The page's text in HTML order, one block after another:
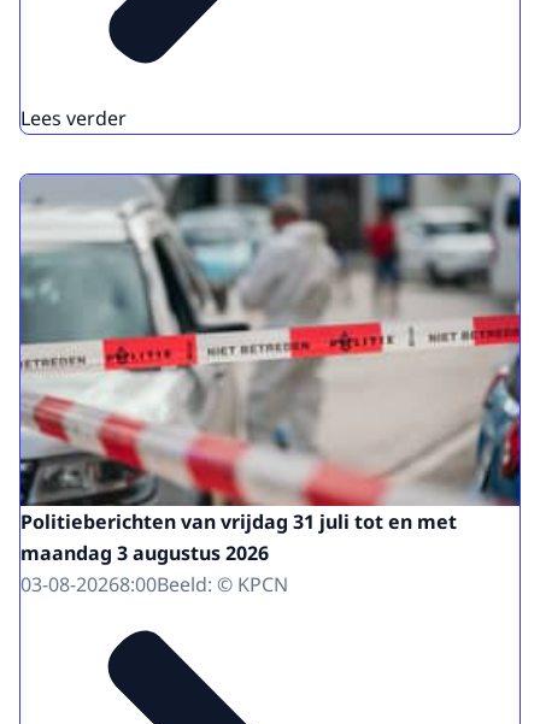
Lees verder
Politieberichten van vrijdag 31 juli tot en met
maandag 3 augustus 2026
03-08-20268:00Beeld: © KPCN